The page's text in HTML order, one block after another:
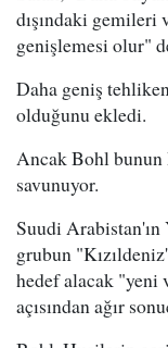
dışındaki gemileri
genişlemesi olur"
Daha geniş
olduğunu ekledi.
Ancak Bohl bunun
savunuyor.
Suudi
grubun
hedef alacak "yeni
açısından ağır